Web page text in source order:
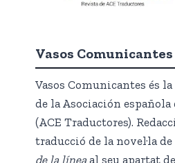
Vasos Comunicantes
Vasos Comunicantes és
de la Asociación
(ACE Traductores).
traducció de la novel·la
de la línea al seu apartat